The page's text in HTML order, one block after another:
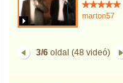
marton57
3/6oldal (48 videó)